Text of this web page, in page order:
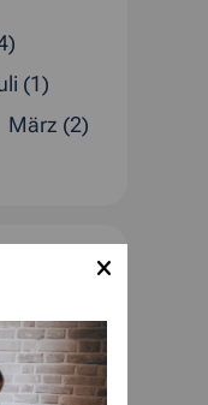
(1)
März (2)
April (2)